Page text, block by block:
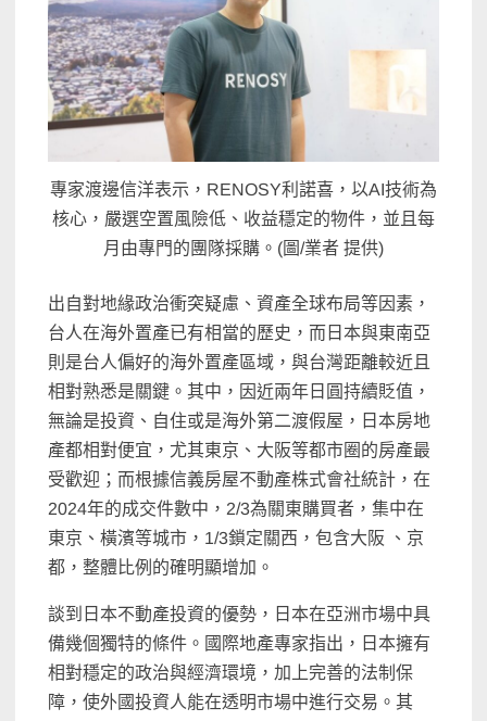
專家渡邊信洋表示，RENOSY利諾喜，以AI技術為
核心，嚴選空置風險低、收益穩定的物件，並且每
月由專門的團隊採購。(圖/業者 提供)
出自對地緣政治衝突疑慮、資產全球布局等因素，
台人在海外置產已有相當的歷史，而日本與東南亞
則是台人偏好的海外置產區域，與台灣距離較近且
相對熟悉是關鍵。其中，因近兩年日圓持續貶值，
無論是投資、自住或是海外第二渡假屋，日本房地
產都相對便宜，尤其東京、大阪等都市圈的房產最
受歡迎；而根據信義房屋不動產株式會社統計，在
2024年的成交件數中，2/3為關東購買者，集中在
東京、橫濱等城市，1/3鎖定關西，包含大阪 、京
都，整體比例的確明顯增加。
談到日本不動產投資的優勢，日本在亞洲市場中具
備幾個獨特的條件。國際地產專家指出，日本擁有
相對穩定的政治與經濟環境，加上完善的法制保
障，使外國投資人能在透明市場中進行交易。其